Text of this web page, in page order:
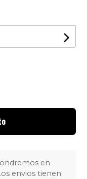
en
envios tienen